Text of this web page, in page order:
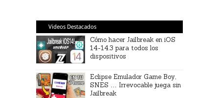
Videos Destacados
Cómo hacer Jailbreak en iOS
14-14.3 para todos los
dispositivos
Eclipse Emulador Game Boy,
SNES … Irrevocable juega sin
Jailbreak